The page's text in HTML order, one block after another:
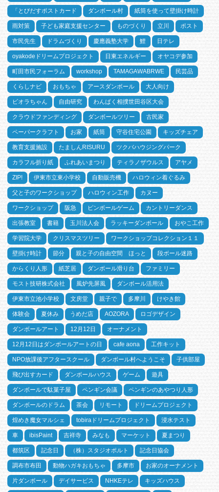
「とびだすポストカード ダンボール村 紙筒を使って壁掛け時計
雨対策 子ども家庭支援センター ものづくり 立川 ポスト
市民先生 ドラムづくり 慶應義塾大学 鯉 日テレ
oyakodeドリームプロジェクト 日東エネルギー オヤコデ参加
町田市民フォーラム workshop TAMAGAWABRWE 民芸品
くらしナビ おもちゃ アースダンボール 大人向け
ビオラちゃん 自由研究 わんぱく相撲世田谷区大会
クラウドファンディング ダンボールツリー 古民家
ペーパークラフト お家 紙筒 守谷住宅公園 キッズチェア
教育支援施設 たましんRISURU ツクバハウジングパーク
カラフル折り紙 ふれあいまつり ティラノザウルス アヤメ
ZIP! 伊東市立東小学校 自動販売機 ハロウィン着ぐるみ
父と子のワークショップ ハロウィン工作 カヌー
ワークショップ 阪急 ピンボールゲーム カントリーダンス
出張教室 書籍 玉川法人会 ラッキーダンボール おやこ工作
学習院大学 クリスマスツリー ワークショップコレクション１１
壁掛け時計 節分 親と子の自由空間 ほっと 段ボール迷路
からくり人形 紙芝居 ダンボール滑り台 ファミリー
モスト技研株式会社 風炉先屏風 ダンボール活用法
伊東市立池小学校 文房堂 親子で 多摩川 けやき館
体験会 夏休み うめだ店 AOZORA ロゴデザイン
ダンボールアート 12月12日 オーナメント
12月12日はダンボールアートの日 cafe aona 工作キット
NPO放課後アフタースクール ダンボール村へようこそ 子供部屋
飛び出すカード ダンボールハウス ゲーム 遊具
ダンボールで駄菓子屋 ペンギン会議 ペンギンのあやつり人形
ダンボールのドラム 茶会 リモート ドリームプロジェクト
煌めき魔女マルシェ tobiraドリームプロジェクト 浸水テスト
車 ibisPaint 吉祥寺 みなも マーケット 夏まつり
都筑区 記念日 （株）スタジオポルト 記念日協会
調布市布田 動物ハガキおもちゃ 多摩市 お家のオーナメント
片ダンボール デイサービス NHKEテレ キッズハウス